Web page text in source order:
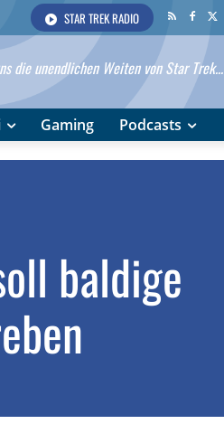
STAR TREK RADIO
die unendlichen Weiten von Star Trek...
Gaming Podcasts
baldige